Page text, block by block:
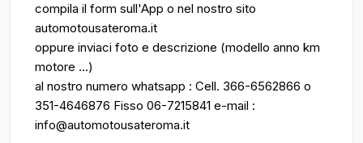
compila il form sull'App o nel nostro sito
automotousateroma.it
oppure inviaci foto e descrizione (modello anno km
motore ...)
al nostro numero whatsapp : Cell. 366-6562866 o
351-4646876 Fisso 06-7215841 e-mail :
info@automotousateroma.it